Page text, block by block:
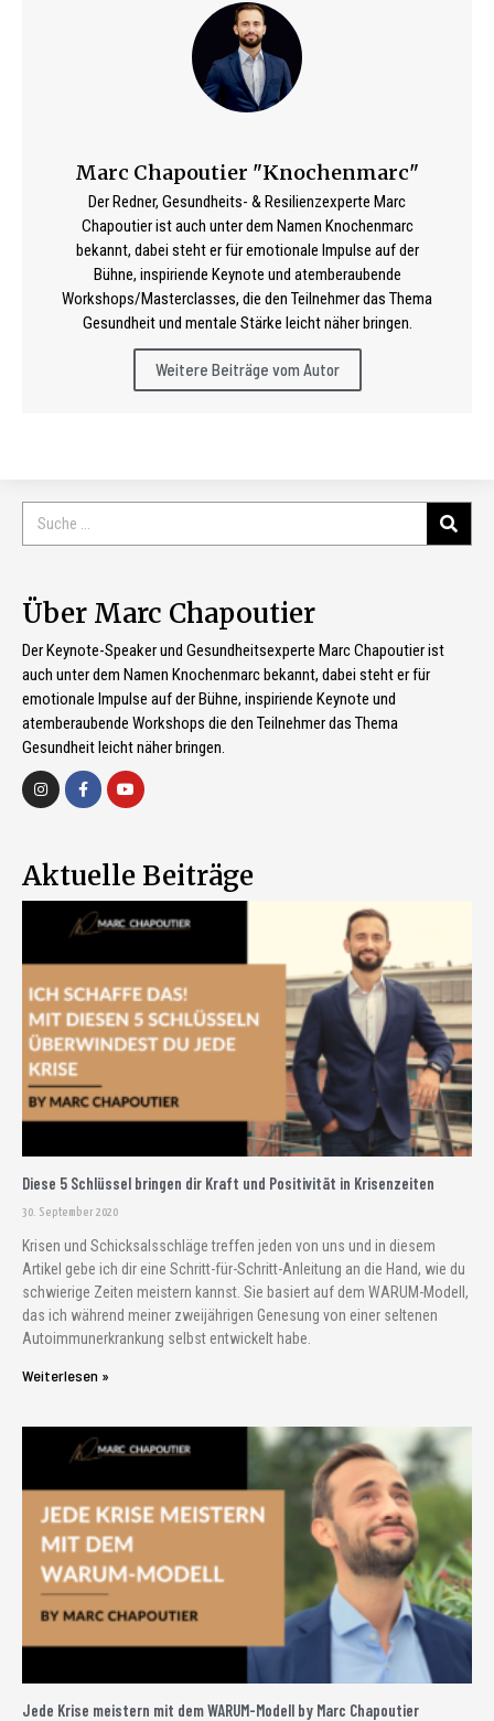
Marc Chapoutier "Knochenmarc"
Der Redner, Gesundheits- & Resilienzexperte Marc
Chapoutier ist auch unter dem Namen Knochenmarc
bekannt, dabei steht er für emotionale Impulse auf der
Bühne, inspiriende Keynote und atemberaubende
Workshops/Masterclasses, die den Teilnehmer das Thema
Gesundheit und mentale Stärke leicht näher bringen.
Weitere Beiträge vom Autor
Über Marc Chapoutier
Der Keynote-Speaker und Gesundheitsexperte Marc Chapoutier ist
auch unter dem Namen Knochenmarc bekannt, dabei steht er für
emotionale Impulse auf der Bühne, inspiriende Keynote und
atemberaubende Workshops die den Teilnehmer das Thema
Gesundheit leicht näher bringen.
Aktuelle Beiträge
Diese 5 Schlüssel bringen dir Kraft und Positivität in Krisenzeiten
30. September 2020
Krisen und Schicksalsschläge treffen jeden von uns und in diesem
Artikel gebe ich dir eine Schritt-für-Schritt-Anleitung an die Hand, wie du
schwierige Zeiten meistern kannst. Sie basiert auf dem WARUM-Modell,
das ich während meiner zweijährigen Genesung von einer seltenen
Autoimmunerkrankung selbst entwickelt habe.
Weiterlesen »
Jede Krise meistern mit dem WARUM-Modell by Marc Chapoutier